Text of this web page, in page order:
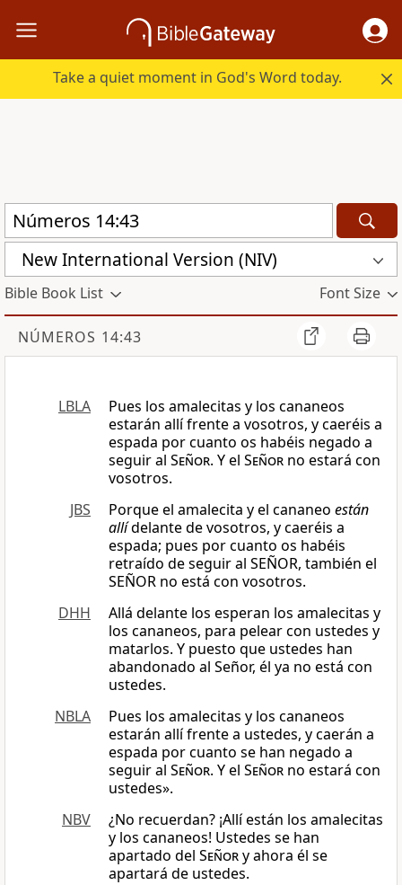
Take a quiet moment in God's Word today.
New International Version (NIV)
Bible Book List Font Size
NÚMEROS 14:43
LBLA
Pues los amalecitas y los cananeos
estarán allí frente a vosotros, y caeréis a
espada por cuanto os habéis negado a
seguir al Señor. Y el Señor no estará con
vosotros.
JBS
Porque el amalecita y el cananeo están
allídelante de vosotros, y caeréis a
espada; pues por cuanto os habéis
retraído de seguir al SEÑOR, también el
SEÑOR no está con vosotros.
DHH
Allá delante los esperan los amalecitas y
los cananeos, para pelear con ustedes y
matarlos. Y puesto que ustedes han
abandonado al Señor, él ya no está con
ustedes.
NBLA
Pues los amalecitas y los cananeos
estarán allí frente a ustedes, y caerán a
espada por cuanto se han negado a
seguir al Señor. Y el Señor no estará con
ustedes».
NBV
¿No recuerdan? ¡Allí están los amalecitas
y los cananeos! Ustedes se han
apartado del Señory ahora él se
apartará de ustedes.